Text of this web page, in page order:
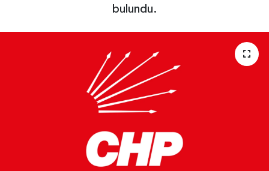
bulundu.